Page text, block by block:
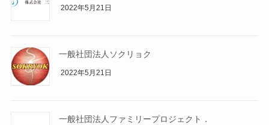
2022年5月21日
一般社団法人ソクリョク
2022年5月21日
一般社団法人ファミリープロジェクト．